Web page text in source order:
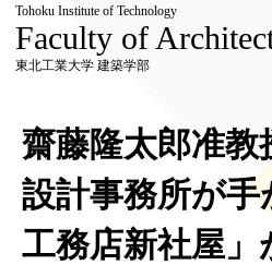
Tohoku Institute of Technology
Faculty of
東北工業大学 建築学部
齋藤隆太郎准教
設計事務所が
工務店新社屋」